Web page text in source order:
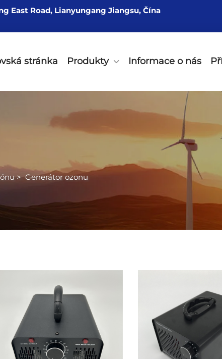
East Road, Lianyungang Jiangsu, Čína
stránka Produkty Informace o nás
>Generátor ozonu